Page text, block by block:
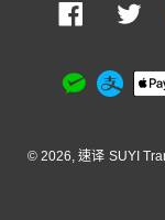
Facebook
© 2026, 速译 SUYI